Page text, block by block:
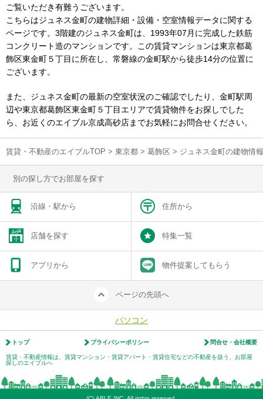
ご覧いただき有難うございます。
こちらはジュネス金町の建物詳細・設備・空室情報データに関する
ページです。3階建のジュネス金町は、1993年07月に完成した鉄筋
コンクリート造のマンションです。この賃貸マンションは東京都葛
飾区東金町５丁目に所在し、常磐線の金町駅から徒歩14分の位置に
ございます。
また、ジュネス金町の最新の空室状況のご確認でしたり、金町駅周
辺や東京都葛飾区東金町５丁目エリアで賃貸物件をお探しでした
ら、お近くのエイブル京成高砂店までお気軽にお問合せください。
賃貸・不動産のエイブルTOP > 東京都 > 葛飾区 > ジュネス金町の建物情
別の探し方でお部屋を探す
沿線・駅から 住所から
店舗を探す 特集一覧
アプリから 物件提案してもらう
ページの先頭へ
パソコン
トップ プライバシーポリシー 問合せ・会社概要
賃貸・不動産情報は、賃貸マンション・賃貸アパート・賃貸住宅などの不動産を扱う、お部屋
探しのエイブルへ